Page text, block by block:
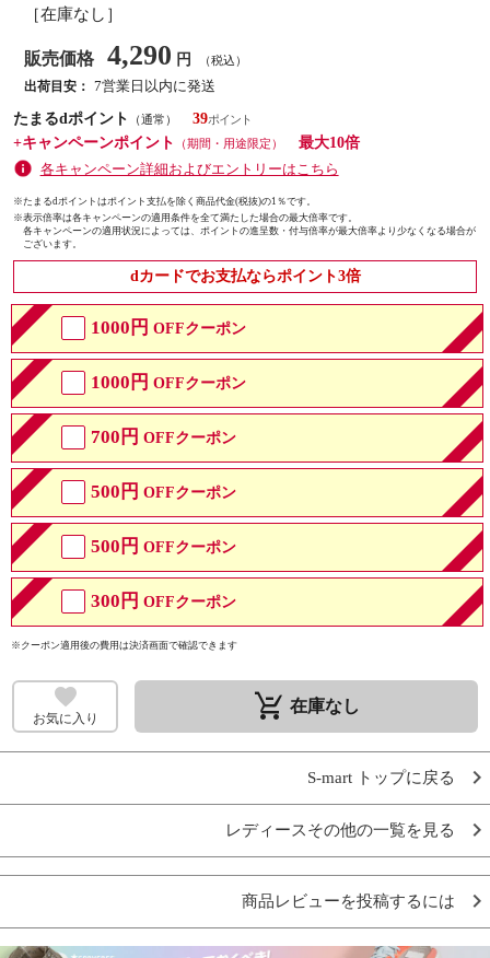
［在庫なし］
販売価格 4,290 円 （税込）
出荷目安： 7営業日以内に発送
たまるdポイント
（通常）
39
+キャンペーンポイント
（期間・用途限定）
最大10倍
各キャンペーン詳細およびエントリーはこちら
※たまるdポイントはポイント支払を除く商品代金(税抜)の1％です。
※表示倍率は各キャンペーンの適用条件を全て満たした場合の最大倍率です。
各キャンペーンの適用状況によっては、ポイントの進呈数・付与倍率が最大倍率より少なくなる場合が
ございます。
dカードでお支払ならポイント3倍
1000円 OFFクーポン
1000円 OFFクーポン
700円 OFFクーポン
500円 OFFクーポン
500円 OFFクーポン
300円 OFFクーポン
※クーポン適用後の費用は決済画面で確認できます
お気に入り remove_shopping_cart 在庫なし
S-mart トップに戻る
レディースその他の一覧を見る
商品レビューを投稿するには